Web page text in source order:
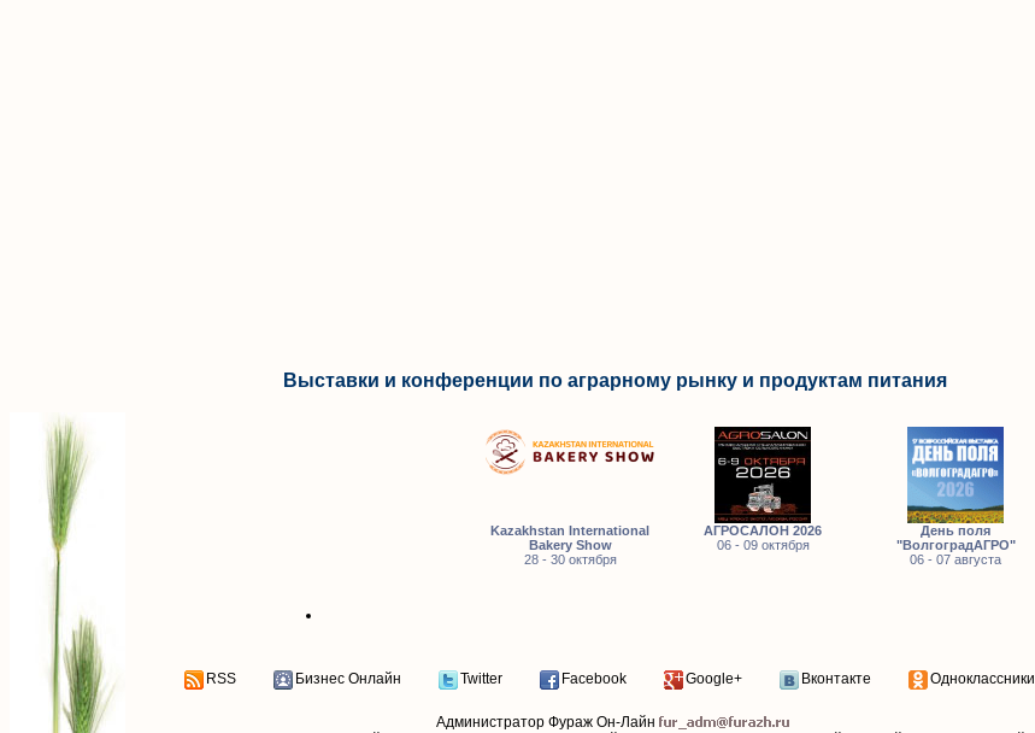
Выставки и конференции по аграрному рынку и продуктам питания
Kazakhstan International
Bakery Show
28 - 30 октября
АГРОСАЛОН 2026
06 - 09 октября
День поля
"ВолгоградАГРО"
06 - 07 августа
RSS Бизнес Онлайн Twitter Facebook Google+ Вконтакте Одноклассники
Администратор Фураж Он-Лайн